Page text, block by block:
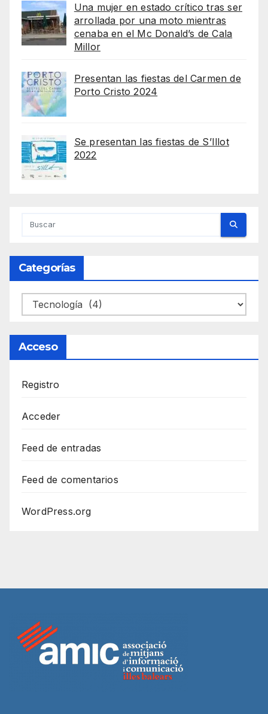
Una mujer en estado crítico tras ser
arrollada por una moto mientras
cenaba en el Mc Donald’s de Cala
Millor
Presentan las fiestas del Carmen de
Porto Cristo 2024
Se presentan las fiestas de S’Illot
2022
Categorías
Categorías
Acceso
Registro
Acceder
Feed de entradas
Feed de comentarios
WordPress.org